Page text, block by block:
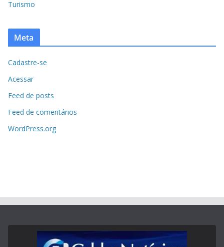
Turismo
Meta
Cadastre-se
Acessar
Feed de posts
Feed de comentários
WordPress.org